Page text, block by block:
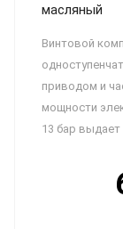
масляный
Винтовой
приводом и
мощности
13 бар выдает